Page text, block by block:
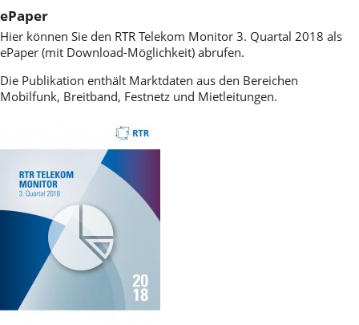
ePaper
Hier können Sie den RTR Telekom Monitor 3. Quartal 2018 als
ePaper (mit Download-Möglichkeit) abrufen.
Die Publikation enthält Marktdaten aus den Bereichen
Mobilfunk, Breitband, Festnetz und Mietleitungen.